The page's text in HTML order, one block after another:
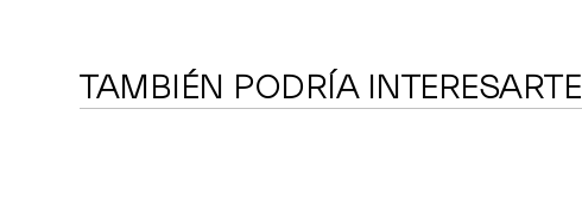
TAMBIÉN PODRÍA INTERESARTE